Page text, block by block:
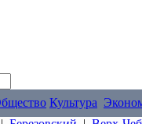
Культура